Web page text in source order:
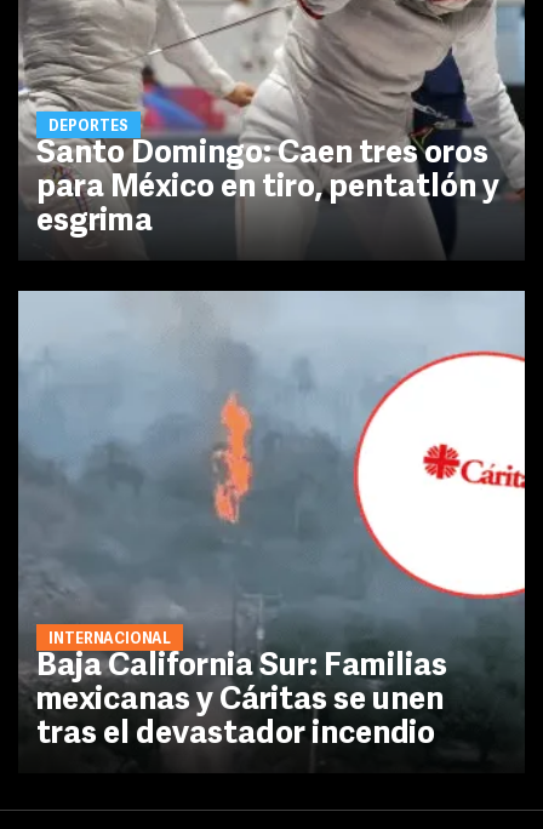
DEPORTES
Santo Domingo: Caen tres oros
para México en tiro, pentatlón y
esgrima
INTERNACIONAL
Baja California Sur: Familias
mexicanas y Cáritas se unen
tras el devastador incendio